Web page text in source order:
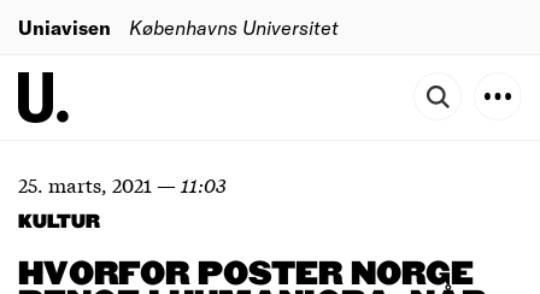
Uniavisen Københavns Universitet
25. marts, 2021 — 11:03
KULTUR
HVORFOR POSTER NORGE